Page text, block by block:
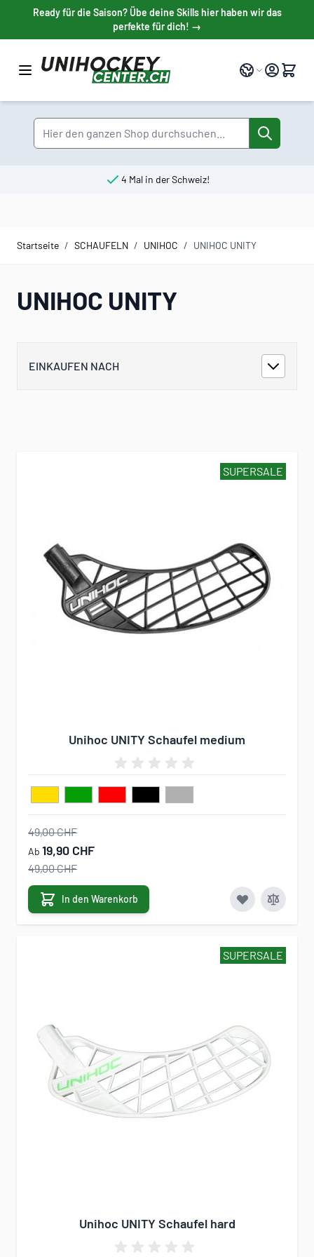
Direkt zum Inhalt
Ready für die Saison? Übe deine Skills hier haben wir das
perfekte für dich! →
Sprache
Suche
4 Mal in der Schweiz!
Startseite / SCHAUFELN / UNIHOC / UNIHOC UNITY
UNIHOC UNITY
EINKAUFEN NACH
SUPERSALE
Unihoc UNITY Schaufel medium
49,00 CHF
Ab 19,90 CHF
49,00 CHF
In den Warenkorb
SUPERSALE
Unihoc UNITY Schaufel hard